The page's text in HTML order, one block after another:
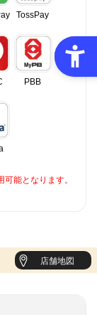
TossPay
PBB
能となります。
店舗地図